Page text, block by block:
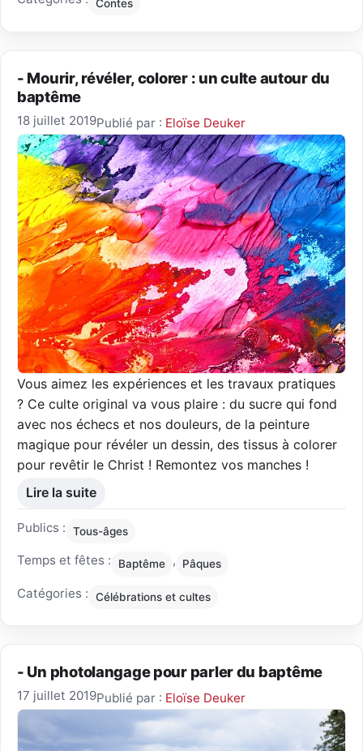
Contes
- Mourir, révéler, colorer : un culte autour du
baptême
18 juillet 2019Publié par : Eloïse Deuker
Vous aimez les expériences et les travaux pratiques
? Ce culte original va vous plaire : du sucre qui fond
avec nos échecs et nos douleurs, de la peinture
magique pour révéler un dessin, des tissus à colorer
pour revêtir le Christ ! Remontez vos manches !
Lire la suite
Publics : Tous-âges
Temps et fêtes : Baptême , Pâques
Catégories : Célébrations et cultes
- Un photolangage pour parler du baptême
17 juillet 2019Publié par : Eloïse Deuker